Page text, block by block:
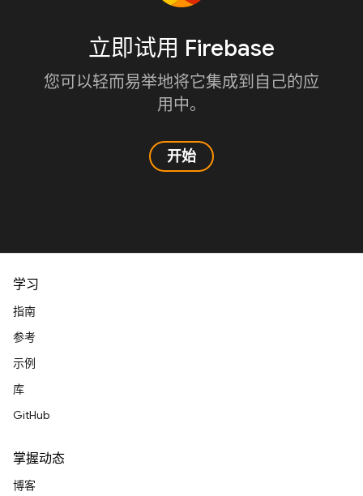
立即试用 Firebase
您可以轻而易举地将它集成到自己的应
用中。
开始
学习
指南
参考
示例
库
GitHub
掌握动态
博客